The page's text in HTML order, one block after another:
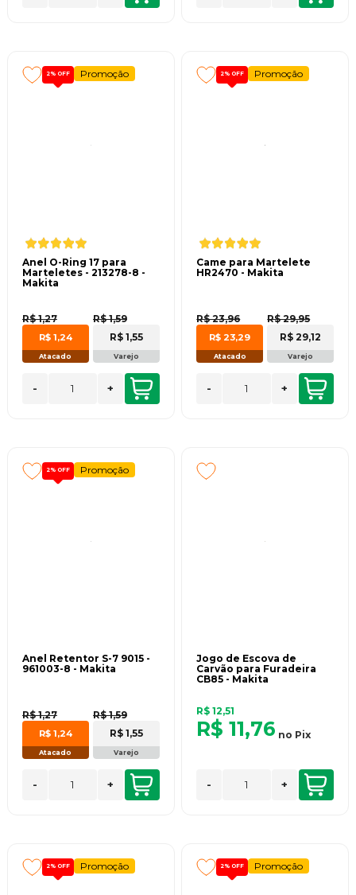
2% OFF Promoção
Anel O-Ring 17 para
Marteletes - 213278-8 -
Makita
R$ 1,27
R$ 1,24
Atacado
R$ 1,59
R$ 1,55
Varejo
- +
2% OFF Promoção
Came para Martelete
HR2470 - Makita
R$ 23,96
R$ 23,29
Atacado
R$ 29,95
R$ 29,12
Varejo
- +
2% OFF Promoção
Anel Retentor S-7 9015 -
961003-8 - Makita
R$ 1,27
R$ 1,24
Atacado
R$ 1,59
R$ 1,55
Varejo
- +
Jogo de Escova de
Carvão para Furadeira
CB85 - Makita
R$ 12,51
R$ 11,76 no Pix
- +
2% OFF Promoção 2% OFF Promoção